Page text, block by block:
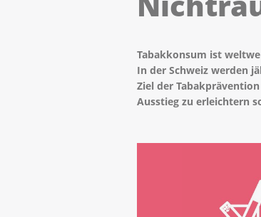
Tabakkonsum ist
In der Schweiz werden
Ziel der
Ausstieg zu erleichtern